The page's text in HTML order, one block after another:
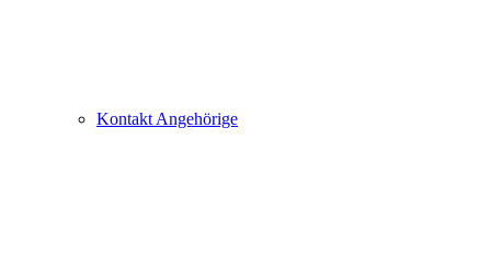
Kontakt Angehörige